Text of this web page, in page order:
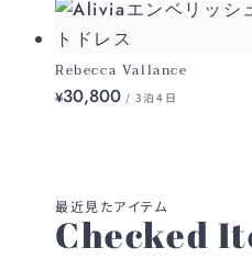
Rebecca Vallance
¥30,800 / 3泊4日
Checked